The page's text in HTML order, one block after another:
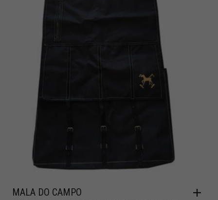
MALA DO CAMPO